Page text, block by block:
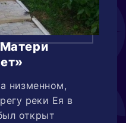
низменном,
реки Ея в
открыт